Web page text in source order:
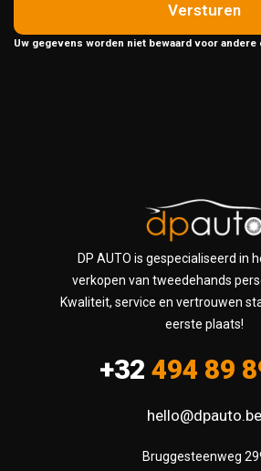
Versturen
Uw gegevens worden niet bewaard voor andere
DP AUTO is gespecialiseerd in
verkopen van tweedehands
Kwaliteit, service en vertrouwen
eerste plaats!
+32 494 89
hello@dpauto.be
Bruggesteenweg